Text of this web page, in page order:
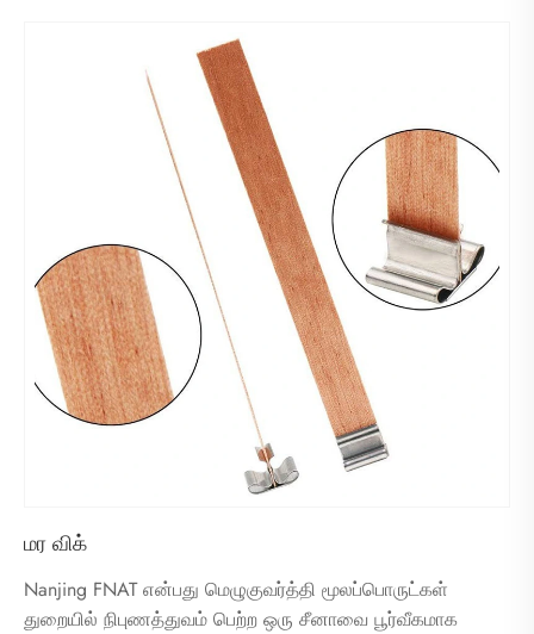
மர விக்
Nanjing FNAT என்பது மெழுகுவர்த்தி மூலப்பொருட்கள்
துறையில் நிபுணத்துவம் பெற்ற ஒரு சீனாவை பூர்வீகமாக